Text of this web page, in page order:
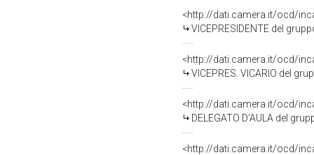
<http://dati.camera.it/ocd/
VICEPRESIDENTE del gruppo INIZIATIVA RESPONSABILE (NOI SUD-
<http://dati.camera.it/ocd/
VICEPRES. VICARIO del gruppo INIZIATIVA RESPONSABILE (NOI SUD-
<http://dati.camera.it/ocd/
DELEGATO D'AULA del gruppo INIZIATIVA RESPONSABILE (NOI SUD-
<http://dati.camera.it/ocd/